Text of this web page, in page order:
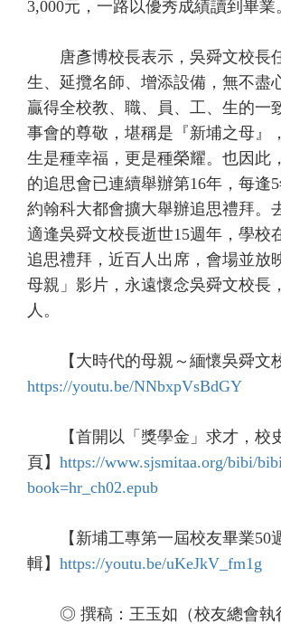
3,000元，一路以優秀成績讀到畢業
唐彥博校長表示，吳舜文校長
生、延攬名師、增添設備，無不盡
贏得全校教、職、員、工、生的一
事會的尊敬，堪稱是『新埔之母』
生是種幸福，更是種榮耀。也因此
的追思會已連續舉辦第16年，每逢
約翰科大都會擴大舉辦追思禮拜。
適逢吳舜文校長逝世15週年，學校
追思禮拜，近百人出席，會場並放
母親」影片，永遠懷念吳舜文校長
人。
【大時代的母親～緬懷吳舜文校
https://youtu.be/NNbxpVsBdGY
【首開以「獎學金」求才，校
頁】 https://www.sjsmitaa.org/bibi/
book=hr_ch02.epub
【新埔工專第一屆校友畢業50
輯】 https://youtu.be/uKeJkV_fm1g
◎ 撰稿：王玉如（校友總會執